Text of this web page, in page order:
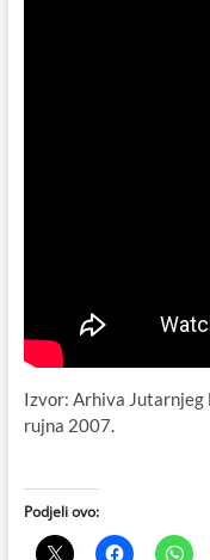
Izvor: Arhiva Jutarnjeg
rujna 2007.
Podjeli ovo: